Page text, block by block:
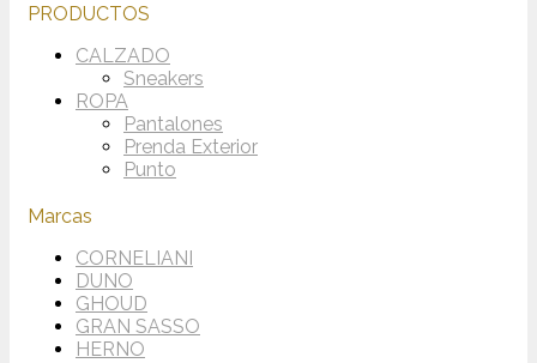
PRODUCTOS
CALZADO
Sneakers
ROPA
Pantalones
Prenda Exterior
Punto
Marcas
CORNELIANI
DUNO
GHOUD
GRAN SASSO
HERNO